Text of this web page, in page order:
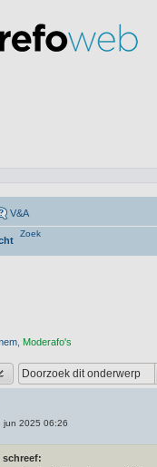
V&A
Zoek
Moderafo's
jun 2025 06:26
schreef: